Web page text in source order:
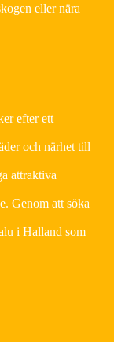
eller nära
efter ett
och närhet till
attraktiva
Genom att söka
i Halland som